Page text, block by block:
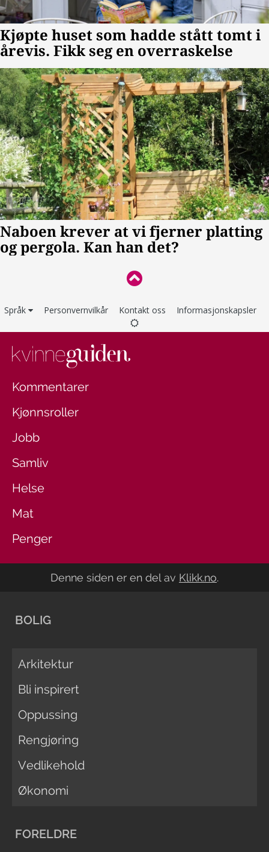
Språk Personvernvilkår Kontakt oss Informasjonskapsler
Kommentarer
Kjønnsroller
Jobb
Samliv
Helse
Mat
Penger
Denne siden er en del av Klikk.no.
BOLIG
Arkitektur
Bli inspirert
Oppussing
Rengjøring
Vedlikehold
Økonomi
FORELDRE